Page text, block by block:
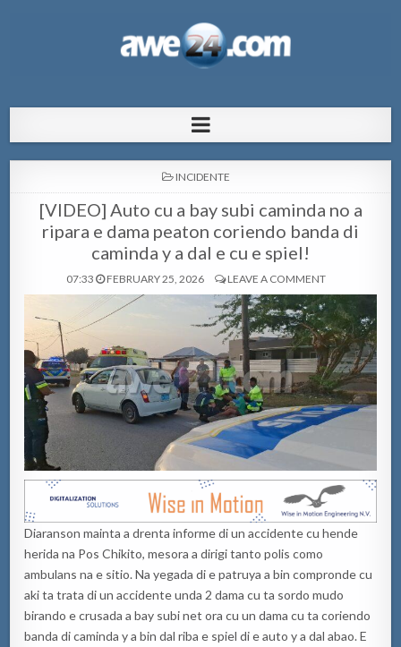
pa Aruba
POSTED
INCIDENTE
[VIDEO] Auto cu a bay subi caminda no a
ripara e dama peaton coriendo banda di
caminda y a dal e cu e spiel!
07:33 FEBRUARY 25, 2026 LEAVE A COMMENT
Diaranson mainta a drenta informe di un accidente cu hende
herida na Pos Chikito, mesora a dirigi tanto polis como
ambulans na e sitio. Na yegada di e patruya a bin compronde cu
aki ta trata di un accidente unda 2 dama cu ta sordo mudo
birando e crusada a bay subi net ora cu un dama cu ta coriendo
banda di caminda y a bin dal riba e spiel di e auto y a dal abao. E